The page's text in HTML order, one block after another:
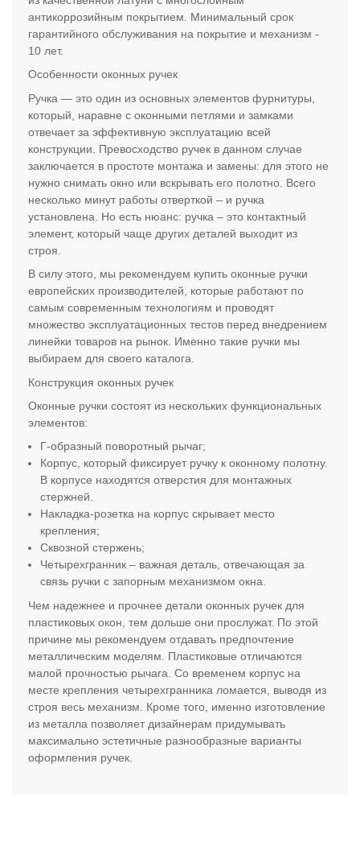
антикоррозийным покрытием. Минимальный срок
гарантийного обслуживания на покрытие и механизм -
10 лет.
Особенности оконных ручек
Ручка — это один из основных элементов фурнитуры,
который, наравне с оконными петлями и замками
отвечает за эффективную эксплуатацию всей
конструкции. Превосходство ручек в данном случае
заключается в простоте монтажа и замены: для этого не
нужно снимать окно или вскрывать его полотно. Всего
несколько минут работы отверткой – и ручка
установлена. Но есть нюанс: ручка – это контактный
элемент, который чаще других деталей выходит из
строя.
В силу этого, мы рекомендуем купить оконные ручки
европейских производителей, которые работают по
самым современным технологиям и проводят
множество эксплуатационных тестов перед внедрением
линейки товаров на рынок. Именно такие ручки мы
выбираем для своего каталога.
Конструкция оконных ручек
Оконные ручки состоят из нескольких функциональных
элементов:
Г-образный поворотный рычаг;
Корпус, который фиксирует ручку к оконному полотну.
В корпусе находятся отверстия для монтажных
стержней.
Накладка-розетка на корпус скрывает место
крепления;
Сквозной стержень;
Четырехгранник – важная деталь, отвечающая за
связь ручки с запорным механизмом окна.
Чем надежнее и прочнее детали оконных ручек для
пластиковых окон, тем дольше они прослужат. По этой
причине мы рекомендуем отдавать предпочтение
металлическим моделям. Пластиковые отличаются
малой прочностью рычага. Со временем корпус на
месте крепления четырехгранника ломается, выводя из
строя весь механизм. Кроме того, именно изготовление
из металла позволяет дизайнерам придумывать
максимально эстетичные разнообразные варианты
оформления ручек.